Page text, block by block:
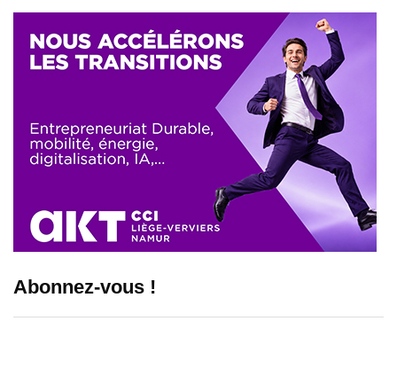
Abonnez-vous !